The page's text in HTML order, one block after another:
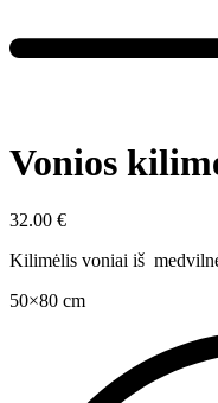
Vonios
32.00 €
Kilimėlis voniai iš
50×80 cm